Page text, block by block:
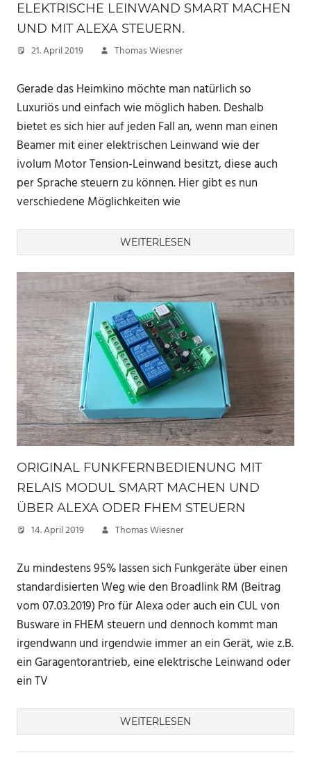
ELEKTRISCHE LEINWAND SMART MACHEN
UND MIT ALEXA STEUERN.
21. April 2019 Thomas Wiesner
Gerade das Heimkino möchte man natürlich so
Luxuriös und einfach wie möglich haben. Deshalb
bietet es sich hier auf jeden Fall an, wenn man einen
Beamer mit einer elektrischen Leinwand wie der
ivolum Motor Tension-Leinwand besitzt, diese auch
per Sprache steuern zu können. Hier gibt es nun
verschiedene Möglichkeiten wie
WEITERLESEN
ORIGINAL FUNKFERNBEDIENUNG MIT
RELAIS MODUL SMART MACHEN UND
ÜBER ALEXA ODER FHEM STEUERN
14. April 2019 Thomas Wiesner
Zu mindestens 95% lassen sich Funkgeräte über einen
standardisierten Weg wie den Broadlink RM (Beitrag
vom 07.03.2019) Pro für Alexa oder auch ein CUL von
Busware in FHEM steuern und dennoch kommt man
irgendwann und irgendwie immer an ein Gerät, wie z.B.
ein Garagentorantrieb, eine elektrische Leinwand oder
ein TV
WEITERLESEN